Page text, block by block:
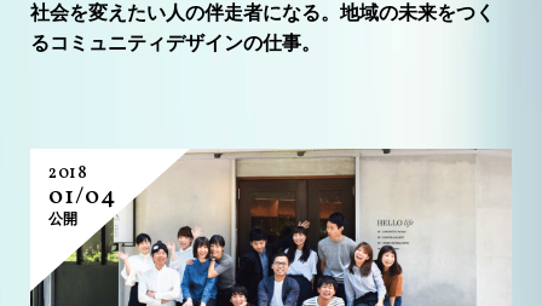
社会を変えたい人の伴走者になる。地域の未来をつく
るコミュニティデザインの仕事。
2018
01/04
公開